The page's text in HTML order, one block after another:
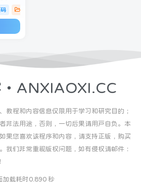
ANXIAOXI.CC
教程和内容信息仅限用于学习和研究目的；
非法用途，否则，一切后果请用户自负。本
果您喜欢该程序和内容，请支持正版，购买
我们非常重视版权问题，如有侵权请邮件：
加载耗时0.890 秒